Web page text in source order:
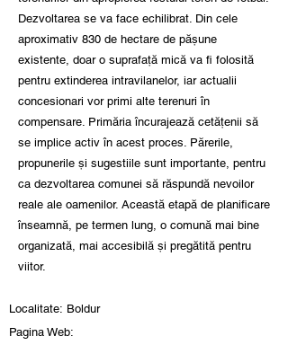
Dezvoltarea se va face echilibrat. Din cele
aproximativ 830 de hectare de pășune
existente, doar o suprafață mică va fi folosită
pentru extinderea intravilanelor, iar actualii
concesionari vor primi alte terenuri în
compensare. Primăria încurajează cetățenii să
se implice activ în acest proces. Părerile,
propunerile și sugestiile sunt importante, pentru
ca dezvoltarea comunei să răspundă nevoilor
reale ale oamenilor. Această etapă de planificare
înseamnă, pe termen lung, o comună mai bine
organizată, mai accesibilă și pregătită pentru
viitor.
Localitate: Boldur
Pagina Web: